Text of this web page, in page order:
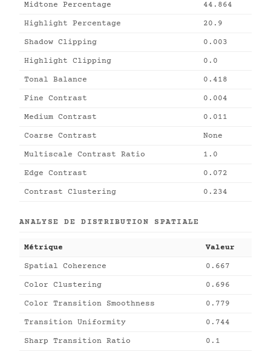
Midtone Percentage 44.864
Highlight Percentage 20.9
Shadow Clipping 0.003
Highlight Clipping 0.0
Tonal Balance 0.418
Fine Contrast 0.004
Medium Contrast 0.011
Coarse Contrast None
Multiscale Contrast Ratio 1.0
Edge Contrast 0.072
Contrast Clustering 0.234
ANALYSE DE DISTRIBUTION SPATIALE
Métrique Valeur
Spatial Coherence 0.667
Color Clustering 0.696
Color Transition Smoothness 0.779
Transition Uniformity 0.744
Sharp Transition Ratio 0.1